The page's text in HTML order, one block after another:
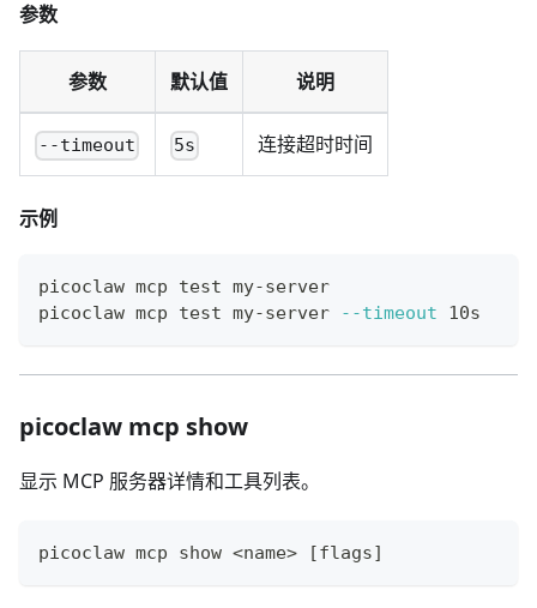
参数
参数 默认值 说明
--timeout 5s 连接超时时间
示例
picoclaw mcp test my-server
picoclaw mcp test my-server --timeout 10s
picoclaw mcp show
显示 MCP 服务器详情和工具列表。
picoclaw mcp show <name> [flags]